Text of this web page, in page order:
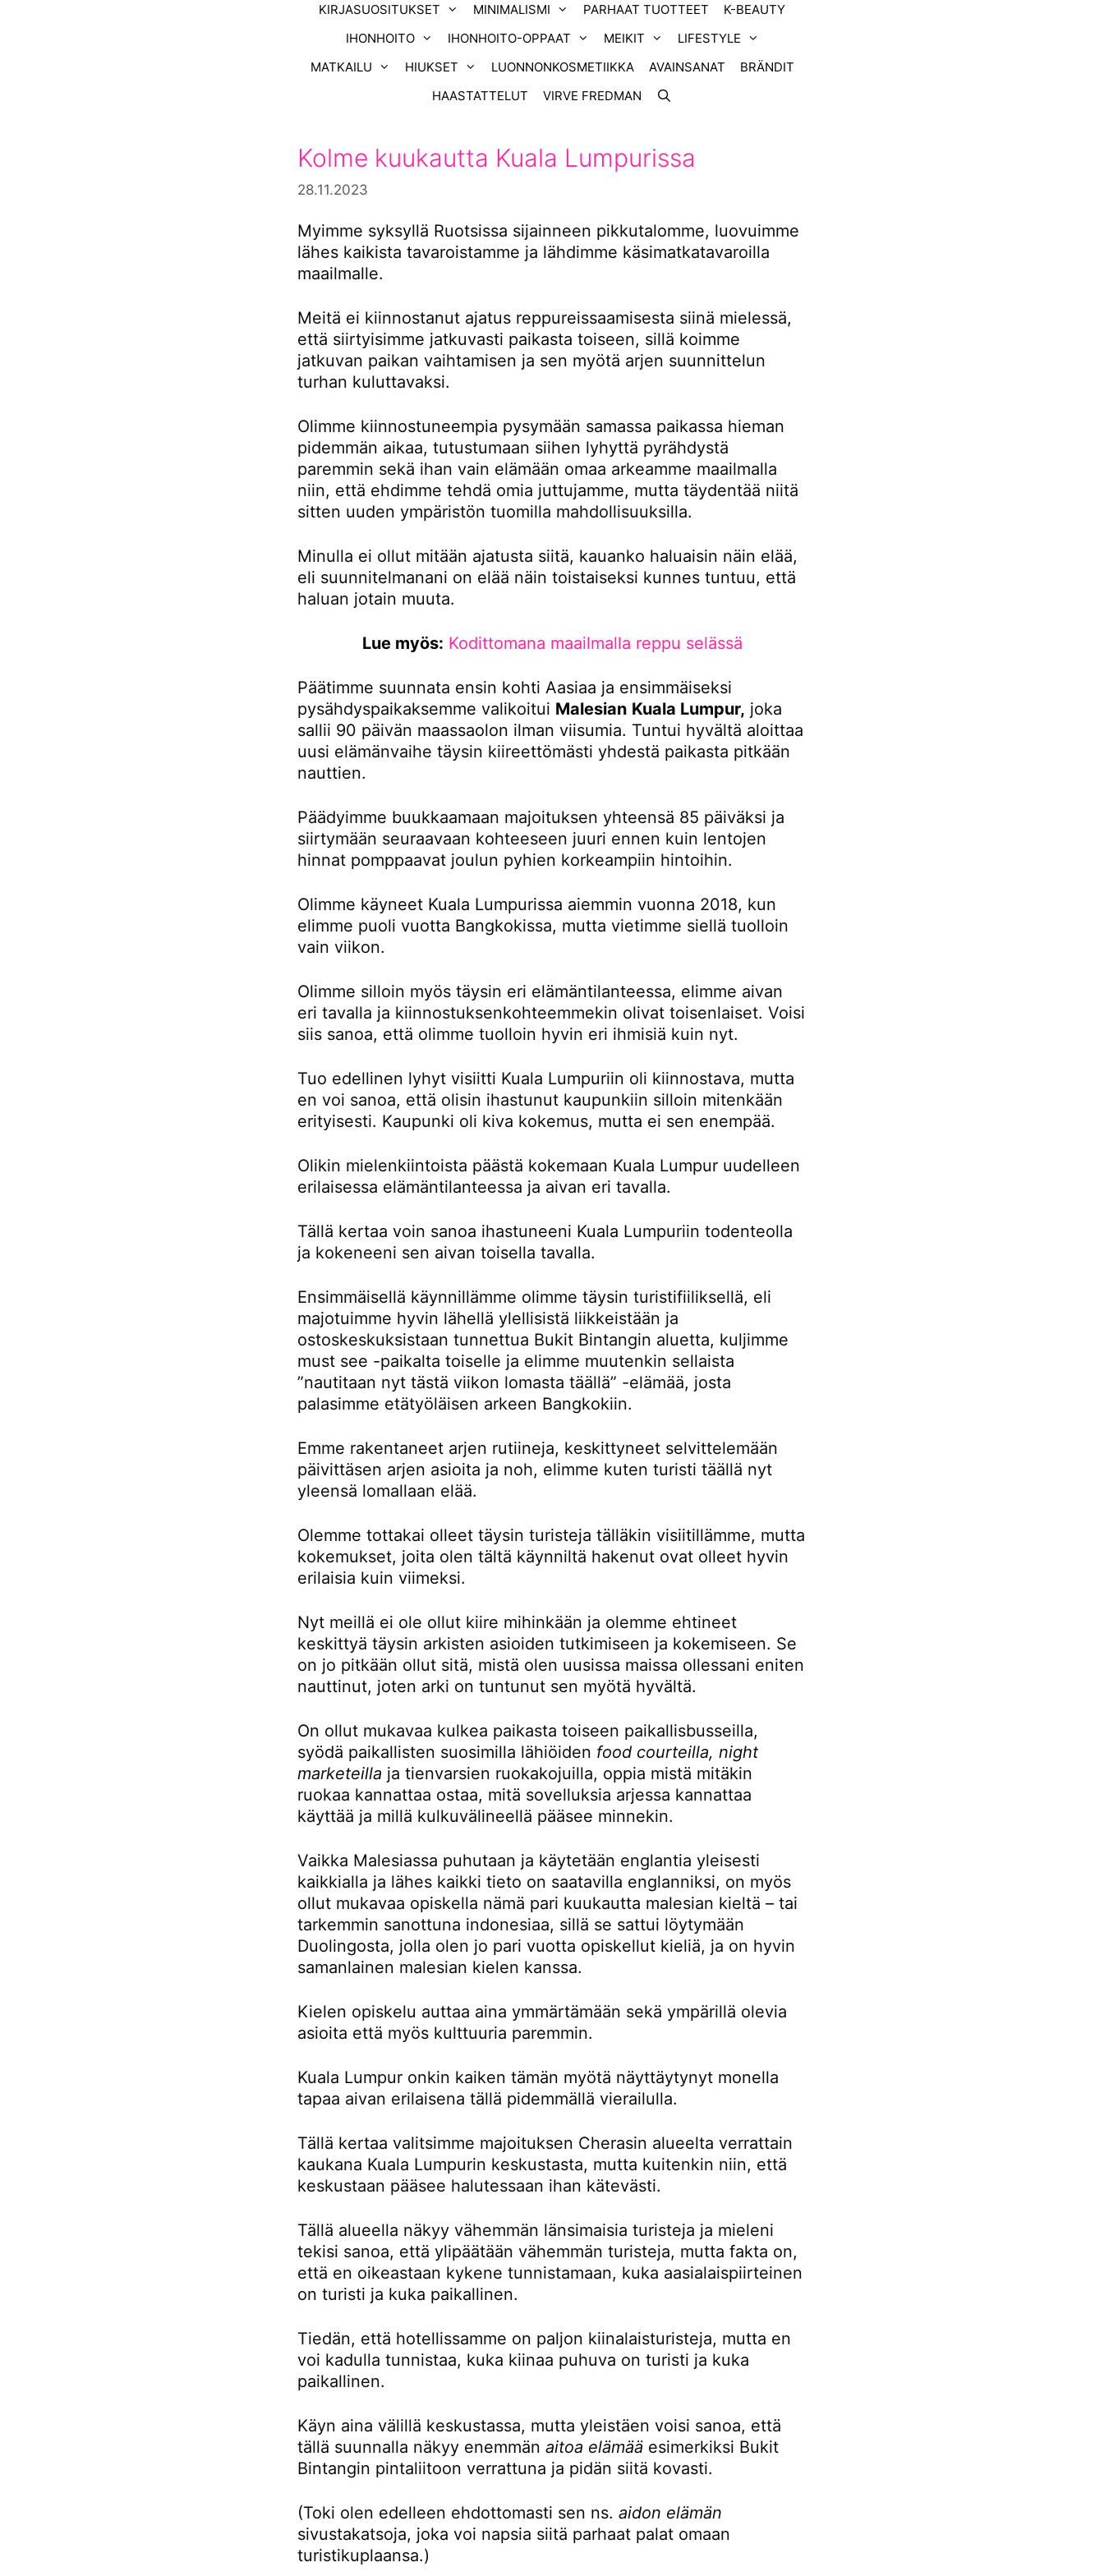
KIRJASUOSITUKSET MINIMALISMI PARHAAT TUOTTEET
K-BEAUTY
IHONHOITO
IHONHOITO-OPPAAT MEIKIT
LIFESTYLE
MATKAILU
HIUKSET LUONNONKOSMETIIKKA AVAINSANAT
BRÄNDIT
HAASTATTELUT
VIRVE FREDMAN
Kolme kuukautta Kuala Lumpurissa
28.11.2023
Myimme syksyllä Ruotsissa sijainneen pikkutalomme, luovuimme
lähes kaikista tavaroistamme ja lähdimme käsimatkatavaroilla
maailmalle.
Meitä ei kiinnostanut ajatus reppureissaamisesta siinä mielessä,
että siirtyisimme jatkuvasti paikasta toiseen, sillä koimme
jatkuvan paikan vaihtamisen ja sen myötä arjen suunnittelun
turhan kuluttavaksi.
Olimme kiinnostuneempia pysymään samassa paikassa hieman
pidemmän aikaa, tutustumaan siihen lyhyttä pyrähdystä
paremmin sekä ihan vain elämään omaa arkeamme maailmalla
niin, että ehdimme tehdä omia juttujamme, mutta täydentää niitä
sitten uuden ympäristön tuomilla mahdollisuuksilla.
Minulla ei ollut mitään ajatusta siitä, kauanko haluaisin näin elää,
eli suunnitelmanani on elää näin toistaiseksi kunnes tuntuu, että
haluan jotain muuta.
Lue myös: Kodittomana maailmalla reppu selässä
Päätimme suunnata ensin kohti Aasiaa ja ensimmäiseksi
pysähdyspaikaksemme valikoitui Malesian Kuala Lumpur, joka
sallii 90 päivän maassaolon ilman viisumia. Tuntui hyvältä aloittaa
uusi elämänvaihe täysin kiireettömästi yhdestä paikasta pitkään
nauttien.
Päädyimme buukkaamaan majoituksen yhteensä 85 päiväksi ja
siirtymään seuraavaan kohteeseen juuri ennen kuin lentojen
hinnat pomppaavat joulun pyhien korkeampiin hintoihin.
Olimme käyneet Kuala Lumpurissa aiemmin vuonna 2018, kun
elimme puoli vuotta Bangkokissa, mutta vietimme siellä tuolloin
vain viikon.
Olimme silloin myös täysin eri elämäntilanteessa, elimme aivan
eri tavalla ja kiinnostuksenkohteemmekin olivat toisenlaiset. Voisi
siis sanoa, että olimme tuolloin hyvin eri ihmisiä kuin nyt.
Tuo edellinen lyhyt visiitti Kuala Lumpuriin oli kiinnostava, mutta
en voi sanoa, että olisin ihastunut kaupunkiin silloin mitenkään
erityisesti. Kaupunki oli kiva kokemus, mutta ei sen enempää.
Olikin mielenkiintoista päästä kokemaan Kuala Lumpur uudelleen
erilaisessa elämäntilanteessa ja aivan eri tavalla.
Tällä kertaa voin sanoa ihastuneeni Kuala Lumpuriin todenteolla
ja kokeneeni sen aivan toisella tavalla.
Ensimmäisellä käynnillämme olimme täysin turistifiiliksellä, eli
majotuimme hyvin lähellä ylellisistä liikkeistään ja
ostoskeskuksistaan tunnettua Bukit Bintangin aluetta, kuljimme
must see -paikalta toiselle ja elimme muutenkin sellaista
”nautitaan nyt tästä viikon lomasta täällä” -elämää, josta
palasimme etätyöläisen arkeen Bangkokiin.
Emme rakentaneet arjen rutiineja, keskittyneet selvittelemään
päivittäsen arjen asioita ja noh, elimme kuten turisti täällä nyt
yleensä lomallaan elää.
Olemme tottakai olleet täysin turisteja tälläkin visiitillämme, mutta
kokemukset, joita olen tältä käynniltä hakenut ovat olleet hyvin
erilaisia kuin viimeksi.
Nyt meillä ei ole ollut kiire mihinkään ja olemme ehtineet
keskittyä täysin arkisten asioiden tutkimiseen ja kokemiseen. Se
on jo pitkään ollut sitä, mistä olen uusissa maissa ollessani eniten
nauttinut, joten arki on tuntunut sen myötä hyvältä.
On ollut mukavaa kulkea paikasta toiseen paikallisbusseilla,
syödä paikallisten suosimilla lähiöiden food courteilla, night
marketeilla ja tienvarsien ruokakojuilla, oppia mistä mitäkin
ruokaa kannattaa ostaa, mitä sovelluksia arjessa kannattaa
käyttää ja millä kulkuvälineellä pääsee minnekin.
Vaikka Malesiassa puhutaan ja käytetään englantia yleisesti
kaikkialla ja lähes kaikki tieto on saatavilla englanniksi, on myös
ollut mukavaa opiskella nämä pari kuukautta malesian kieltä – tai
tarkemmin sanottuna indonesiaa, sillä se sattui löytymään
Duolingosta, jolla olen jo pari vuotta opiskellut kieliä, ja on hyvin
samanlainen malesian kielen kanssa.
Kielen opiskelu auttaa aina ymmärtämään sekä ympärillä olevia
asioita että myös kulttuuria paremmin.
Kuala Lumpur onkin kaiken tämän myötä näyttäytynyt monella
tapaa aivan erilaisena tällä pidemmällä vierailulla.
Tällä kertaa valitsimme majoituksen Cherasin alueelta verrattain
kaukana Kuala Lumpurin keskustasta, mutta kuitenkin niin, että
keskustaan pääsee halutessaan ihan kätevästi.
Tällä alueella näkyy vähemmän länsimaisia turisteja ja mieleni
tekisi sanoa, että ylipäätään vähemmän turisteja, mutta fakta on,
että en oikeastaan kykene tunnistamaan, kuka aasialaispiirteinen
on turisti ja kuka paikallinen.
Tiedän, että hotellissamme on paljon kiinalaisturisteja, mutta en
voi kadulla tunnistaa, kuka kiinaa puhuva on turisti ja kuka
paikallinen.
Käyn aina välillä keskustassa, mutta yleistäen voisi sanoa, että
tällä suunnalla näkyy enemmän aitoa elämää esimerkiksi Bukit
Bintangin pintaliitoon verrattuna ja pidän siitä kovasti.
(Toki olen edelleen ehdottomasti sen ns. aidon elämän
sivustakatsoja, joka voi napsia siitä parhaat palat omaan
turistikuplaansa.)